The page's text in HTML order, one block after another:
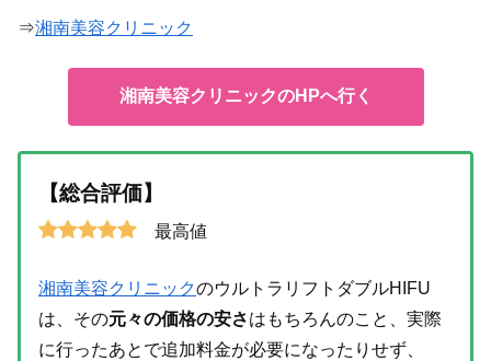
⇒湘南美容クリニック
湘南美容クリニックのHPへ行く
【総合評価】
最高値
湘南美容クリニックのウルトラリフトダブルHIFU
は、その元々の価格の安さはもちろんのこと、実際
に行ったあとで追加料金が必要になったりせず、